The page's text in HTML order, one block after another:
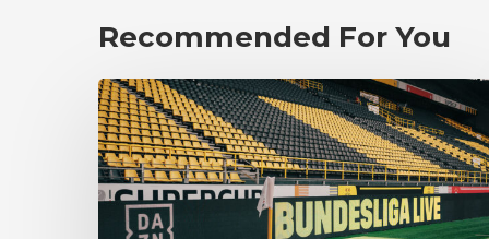
Recommended For You